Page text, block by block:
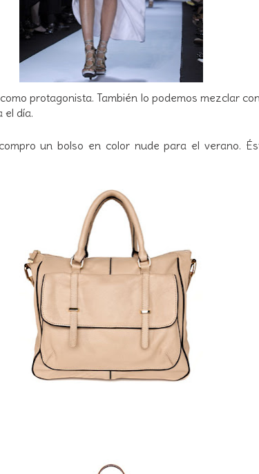
protagonista. También lo podemos mezclar
el día.
un bolso en color nude para el verano.